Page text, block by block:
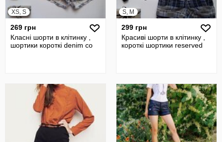
XS, S
269 грн
Класні шорти в клітинку ,
шортики короткі denim co
S, M
299 грн
Красиві шорти в клітинку ,
короткі шортики reserved